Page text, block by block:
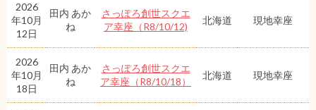
2026
年10月
12日
田内 あか
ね
さっぽろ創世スクエ
ア幸座（R8/10/12)
北海道 現地幸座
2026
年10月
18日
田内 あか
ね
さっぽろ創世スクエ
ア幸座（R8/10/18）
北海道 現地幸座